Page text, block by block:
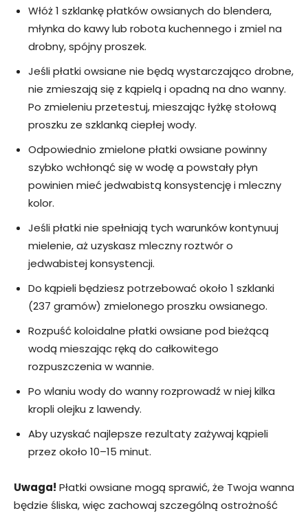
Włóż 1 szklankę płatków owsianych do blendera,
młynka do kawy lub robota kuchennego i zmiel na
drobny, spójny proszek.
Jeśli płatki owsiane nie będą wystarczająco drobne,
nie zmieszają się z kąpielą i opadną na dno wanny.
Po zmieleniu przetestuj, mieszając łyżkę stołową
proszku ze szklanką ciepłej wody.
Odpowiednio zmielone płatki owsiane powinny
szybko wchłonąć się w wodę a powstały płyn
powinien mieć jedwabistą konsystencję i mleczny
kolor.
Jeśli płatki nie spełniają tych warunków kontynuuj
mielenie, aż uzyskasz mleczny roztwór o
jedwabistej konsystencji.
Do kąpieli będziesz potrzebować około 1 szklanki
(237 gramów) zmielonego proszku owsianego.
Rozpuść koloidalne płatki owsiane pod bieżącą
wodą mieszając ręką do całkowitego
rozpuszczenia w wannie.
Po wlaniu wody do wanny rozprowadź w niej kilka
kropli olejku z lawendy.
Aby uzyskać najlepsze rezultaty zażywaj kąpieli
przez około 10–15 minut.
Uwaga! Płatki owsiane mogą sprawić, że Twoja wanna
będzie śliska, więc zachowaj szczególną ostrożność